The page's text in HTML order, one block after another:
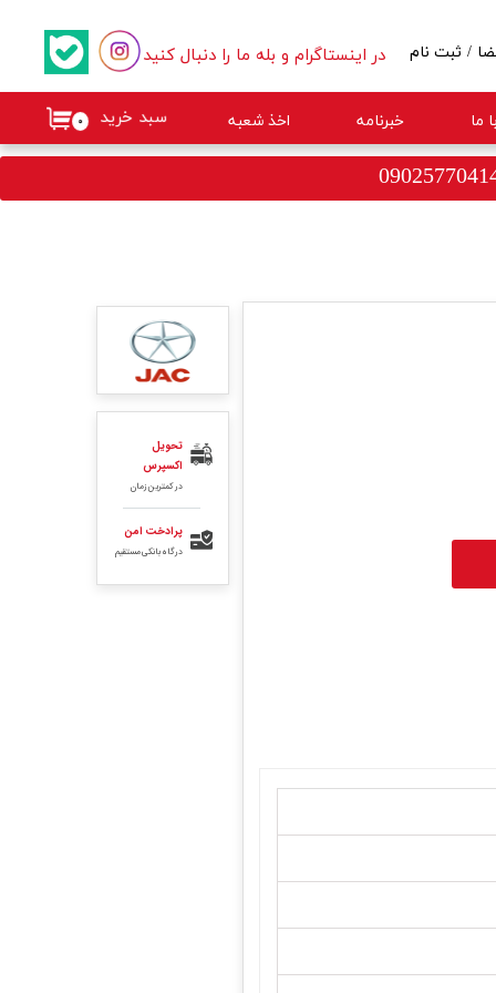
ما خبرنامه اخذ شعبه ۰ سبد خرید
در اینستاگرام و بله ما را دنبال کنید / ثبت نام
واژه
تحویل
اکسپرس
در کمترین زمان
پرادخت امن
درگاه بانکی مستقیم